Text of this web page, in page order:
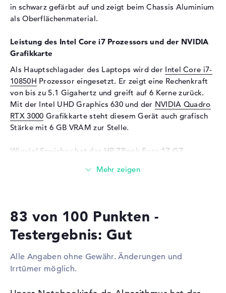
Auflösungstyp
4K UHD
Hintergrundbeleuchtung, IPS
Kartenleser
Unterstützte Flash-
Speicherkarten
SD-Kartenleser für Medien
verschiedener Formate
Audio
Soundkarte
Audio by Bang & Olufen
Eingabegeräte
Multi-Touch-Trackpad,
Tastatur
Flüssigkeitsabweisend
in schwarz gefärbt auf und zeigt beim Chassis Aluminium
als Oberflächenmaterial.
Leistung des Intel Core i7 Prozessors und der NVIDIA
Grafikkarte
Als Hauptschlagader des Laptops wird der Intel Core i7-
10850H Prozessor eingesetzt. Er zeigt eine Rechenkraft
von bis zu 5.1 Gigahertz und greift auf 6 Kerne zurück.
Mit der Intel UHD Graphics 630 und der NVIDIA Quadro
RTX 3000 Grafikkarte steht diesem Gerät auch grafisch
Stärke mit 6 GB VRAM zur Stelle.
Wieviel Speicher hat das HP ZBook Fury 17 G7
erweitern will, kann dies bis maximal 128 GB erledigen.
eine 1 TB SSD Festplatte für eure Daten.
Diese Schnittstellen und Funkverbindungen sind an
Bord:
Zu den signifikanten Ports des Notebooks gelten auch
83 von 100 Punkten -
Testergebnis: Gut
Alle Angaben ohne Gewähr. Änderungen und
Irrtümer möglich.